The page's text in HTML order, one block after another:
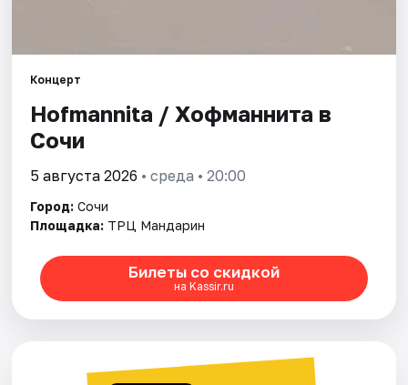
Концерт
Hofmannita / Хофманнита в
Сочи
5 августа 2026 • среда • 20:00
Город: Сочи
Площадка: ТРЦ Мандарин
Билеты со скидкой
на Kassir.ru